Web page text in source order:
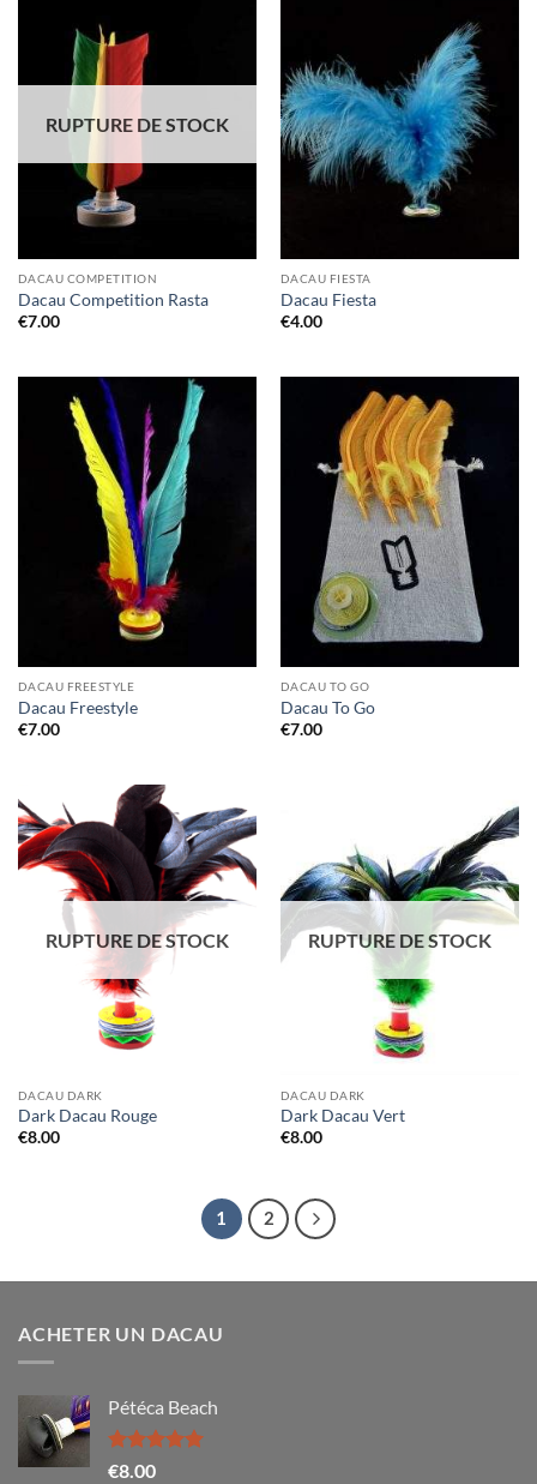
RUPTURE DE STOCK
DACAU COMPETITION
Dacau Competition Rasta
€7.00
DACAU FIESTA
Dacau Fiesta
€4.00
DACAU FREESTYLE
Dacau Freestyle
€7.00
DACAU TO GO
Dacau To Go
€7.00
RUPTURE DE STOCK
DACAU DARK
Dark Dacau Rouge
€8.00
RUPTURE DE STOCK
DACAU DARK
Dark Dacau Vert
€8.00
1 2
ACHETER UN DACAU
Pétéca Beach
Note5.00
€8.00